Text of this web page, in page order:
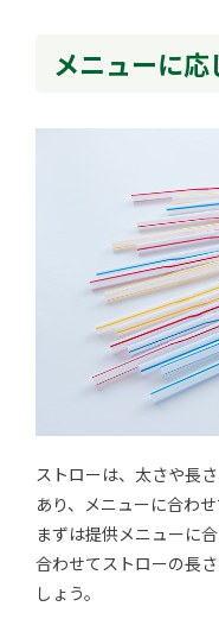
メニューに
ストローは、太さや長
あり、メニューに合わ
まずは提供メニューに
合わせてストローの長
しょう。